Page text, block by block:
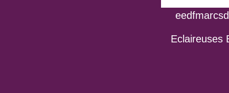
Eclaireuses